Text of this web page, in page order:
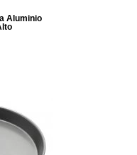
Aluminio